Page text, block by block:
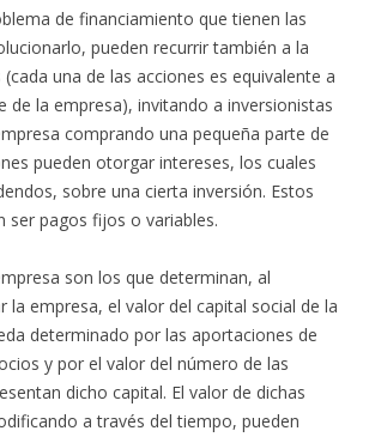
de financiamiento que tienen las
pueden recurrir también a la
una de las acciones es equivalente a
de la empresa), invitando a inversionistas
comprando una pequeña parte de
pueden otorgar intereses, los cuales
sobre una cierta inversión. Estos
ser pagos fijos o variables.
son los que determinan, al
la empresa, el valor del capital social de la
determinado por las aportaciones de
y por el valor del número de las
dicho capital. El valor de dichas
a través del tiempo, pueden